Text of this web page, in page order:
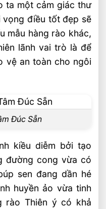
ta một cảm giác thư
vọng điều tốt đẹp sẽ
mẫu hàng rào khác,
lãnh vai trò là để
vệ an toàn cho ngôi
Đúc Sẵn
kiều diễm bởi tạo
đường cong vừa có
sen đang dần hé
huyền ảo vừa tinh
rào Thiên ý có khả